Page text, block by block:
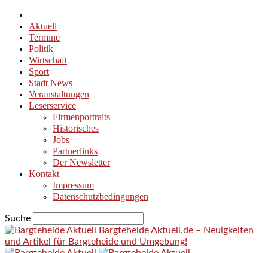
Aktuell
Termine
Politik
Wirtschaft
Sport
Stadt News
Veranstaltungen
Leserservice
Firmenportraits
Historisches
Jobs
Partnerlinks
Der Newsletter
Kontakt
Impressum
Datenschutzbedingungen
Suche
Bargteheide Aktuell.de – Neuigkeiten
und Artikel für Bargteheide und Umgebung!